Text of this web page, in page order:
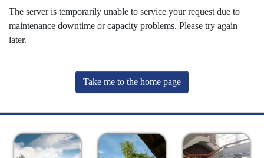
The server is temporarily unable to service your request due to
maintenance downtime or capacity problems. Please try again
later.
Take me to the home page